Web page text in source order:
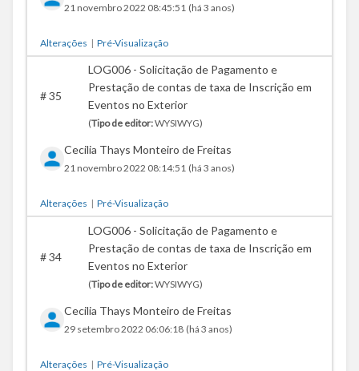
21 novembro 2022 08:45:51 (há 3 anos)
Alterações | Pré-Visualização
#35
LOG006 - Solicitação de Pagamento e
Prestação de contas de taxa de Inscrição em
Eventos no Exterior
(Tipo de editor:WYSIWYG)
Cecilia Thays Monteiro de Freitas
21 novembro 2022 08:14:51 (há 3 anos)
Alterações | Pré-Visualização
#34
LOG006 - Solicitação de Pagamento e
Prestação de contas de taxa de Inscrição em
Eventos no Exterior
(Tipo de editor:WYSIWYG)
Cecilia Thays Monteiro de Freitas
29 setembro 2022 06:06:18 (há 3 anos)
Alterações | Pré-Visualização